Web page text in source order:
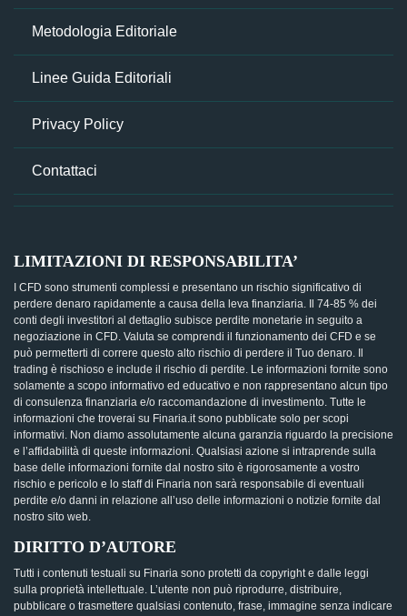
Metodologia Editoriale
Linee Guida Editoriali
Privacy Policy
Contattaci
LIMITAZIONI DI RESPONSABILITA’
I CFD sono strumenti complessi e presentano un rischio significativo di
perdere denaro rapidamente a causa della leva finanziaria. Il 74-85 % dei
conti degli investitori al dettaglio subisce perdite monetarie in seguito a
negoziazione in CFD. Valuta se comprendi il funzionamento dei CFD e se
può permetterti di correre questo alto rischio di perdere il Tuo denaro. Il
trading è rischioso e include il rischio di perdite. Le informazioni fornite sono
solamente a scopo informativo ed educativo e non rappresentano alcun tipo
di consulenza finanziaria e/o raccomandazione di investimento. Tutte le
informazioni che troverai su Finaria.it sono pubblicate solo per scopi
informativi. Non diamo assolutamente alcuna garanzia riguardo la precisione
e l’affidabilità di queste informazioni. Qualsiasi azione si intraprende sulla
base delle informazioni fornite dal nostro sito è rigorosamente a vostro
rischio e pericolo e lo staff di Finaria non sarà responsabile di eventuali
perdite e/o danni in relazione all’uso delle informazioni o notizie fornite dal
nostro sito web.
DIRITTO D’AUTORE
Tutti i contenuti testuali su Finaria sono protetti da copyright e dalle leggi
sulla proprietà intellettuale. L’utente non può riprodurre, distribuire,
pubblicare o trasmettere qualsiasi contenuto, frase, immagine senza indicare